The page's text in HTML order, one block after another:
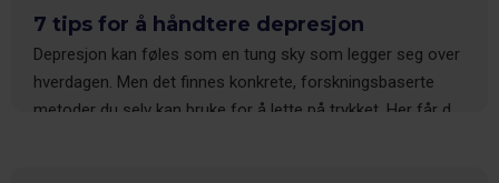
7 tips for å håndtere depresjon
Depresjon kan føles som en tung sky som legger seg over
hverdagen. Men det finnes konkrete, forskningsbaserte
metoder du selv kan bruke for å lette på trykket. Her får du